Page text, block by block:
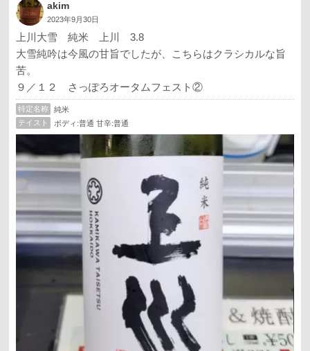
akim
2023年9月30日
上川大雪 純米 上川 3.8
大雪純吟は今風の甘旨でしたが、こちらはクラシカルな旨
苦。
９／１２ さっぽろオータムフェスト②
特定名称
純米
テイスト
ボディ:普通 甘辛:普通